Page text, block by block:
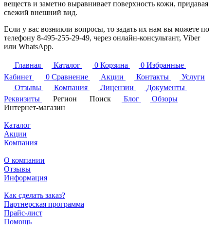
веществ и заметно выравнивает поверхность кожи, придавая
свежий внешний вид.
Если у вас возникли вопросы, то задать их нам вы можете по
телефону 8-495-255-29-49, через онлайн-консультант, Viber
или WhatsApp.
Главная Каталог 0 Корзина 0 Избранные
Кабинет
0 Сравнение Акции Контакты
Услуги
Отзывы
Компания Лицензии
Документы
Реквизиты
Регион Поиск Блог
Обзоры
Интернет-магазин
Каталог
Акции
Компания
О компании
Отзывы
Информация
Как сделать заказ?
Партнерская программа
Прайс-лист
Помощь